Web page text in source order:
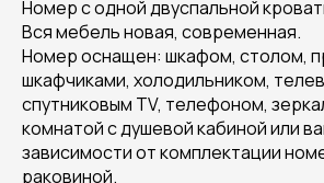
Номер с одной двуспальной
Вся мебель новая, современная.
Номер оснащен: шкафом, столом,
шкафчиками, холодильником,
спутниковым TV, телефоном,
комнатой с душевой кабиной или
зависимости от комплектации
раковиной.